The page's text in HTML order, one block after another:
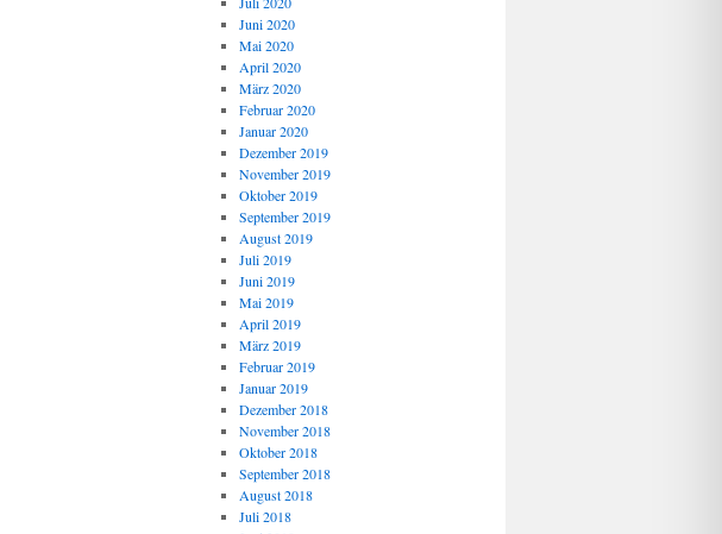
Juni 2020
Mai 2020
April 2020
März 2020
Februar 2020
Januar 2020
Dezember 2019
November 2019
Oktober 2019
September 2019
August 2019
Juli 2019
Juni 2019
Mai 2019
April 2019
März 2019
Februar 2019
Januar 2019
Dezember 2018
November 2018
Oktober 2018
September 2018
August 2018
Juli 2018